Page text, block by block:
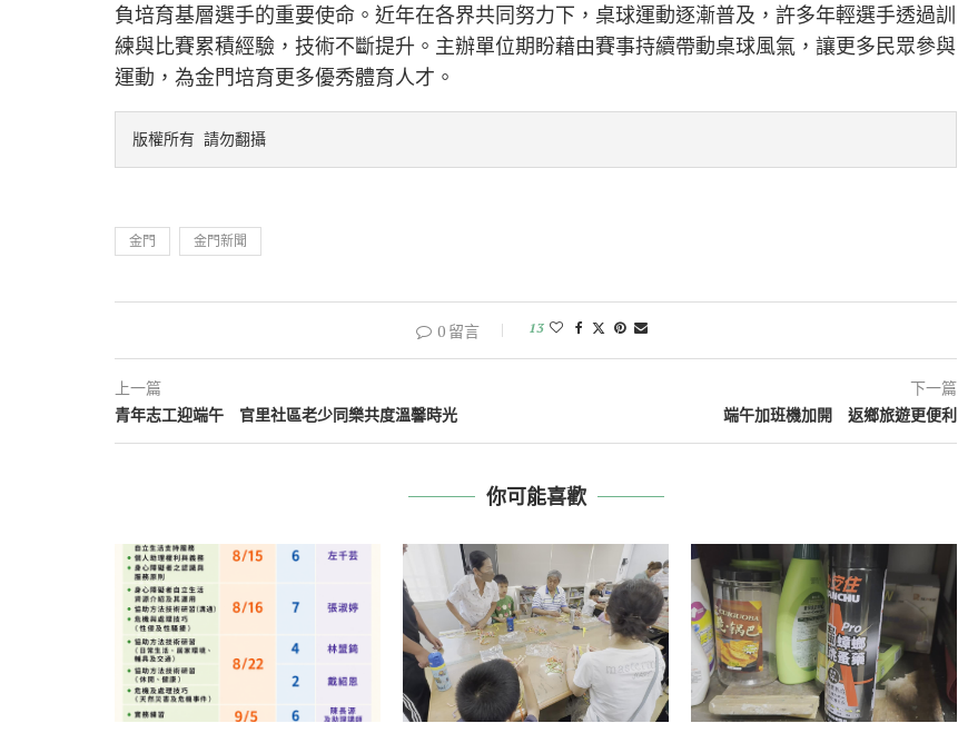
負培育基層選手的重要使命。近年在各界共同努力下，桌球運動逐漸普及，許多年輕選手透過訓
練與比賽累積經驗，技術不斷提升。主辦單位期盼藉由賽事持續帶動桌球風氣，讓更多民眾參與
運動，為金門培育更多優秀體育人才。
版權所有 請勿翻攝
金門 金門新聞
0 留言 13
上一篇
青年志工迎端午 官里社區老少同樂共度溫馨時光
下一篇
端午加班機加開 返鄉旅遊更便利
你可能喜歡